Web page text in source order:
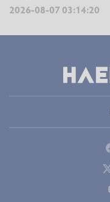
2026-08-07 03:14:20